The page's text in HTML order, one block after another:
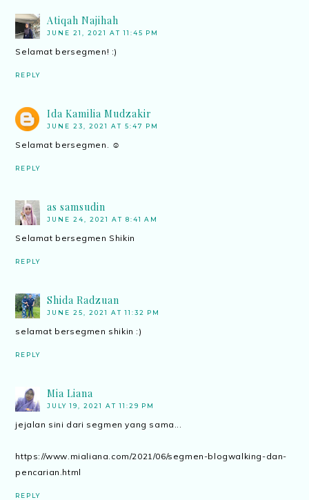
Atiqah Najihah
JUNE 21, 2021 AT 11:45 PM
Selamat bersegmen! :)
REPLY
Ida Kamilia Mudzakir
JUNE 23, 2021 AT 5:47 PM
Selamat bersegmen. ☺️
REPLY
as samsudin
JUNE 24, 2021 AT 8:41 AM
Selamat bersegmen Shikin
REPLY
Shida Radzuan
JUNE 25, 2021 AT 11:32 PM
selamat bersegmen shikin :)
REPLY
Mia Liana
JULY 19, 2021 AT 11:29 PM
jejalan sini dari segmen yang sama...
https://www.mialiana.com/2021/06/segmen-blogwalking-dan-
pencarian.html
REPLY